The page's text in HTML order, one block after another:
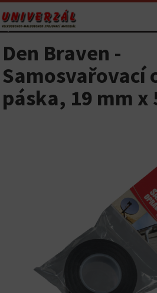
Den Braven -
Samosvařovací
páska, 19 mm x